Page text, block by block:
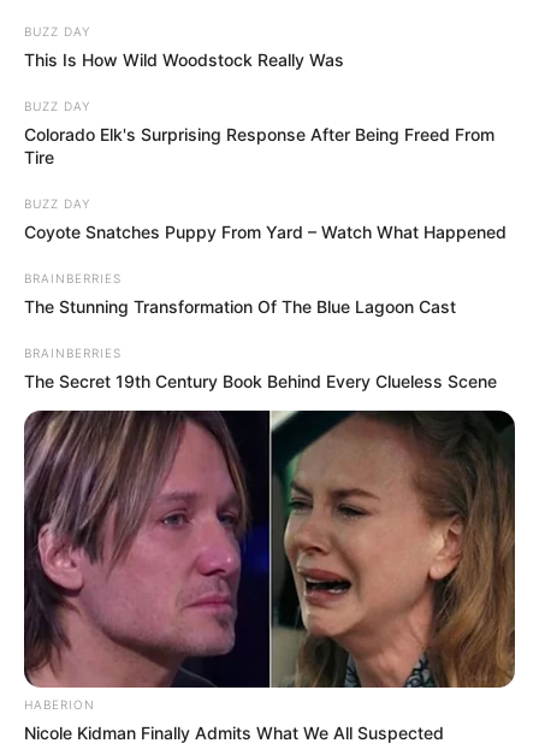
BUZZ DAY
This Is How Wild Woodstock Really Was
BUZZ DAY
Colorado Elk's Surprising Response After Being Freed From
Tire
BUZZ DAY
Coyote Snatches Puppy From Yard – Watch What Happened
BRAINBERRIES
The Stunning Transformation Of The Blue Lagoon Cast
BRAINBERRIES
The Secret 19th Century Book Behind Every Clueless Scene
HABERION
Nicole Kidman Finally Admits What We All Suspected